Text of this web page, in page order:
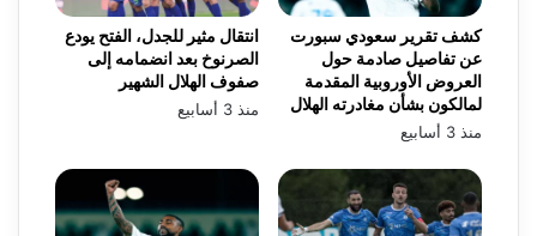
انتقال مثير للجدل، الفتح يودع
الصرنوخ بعد انضمامه إلى
صفوف الهلال الشهير
منذ 3 أسابيع
كشف تقرير سعودي سبورت
عن تفاصيل صادمة حول
العروض الأوروبية المقدمة
لمالكون بشأن مغادرته الهلال
منذ 3 أسابيع